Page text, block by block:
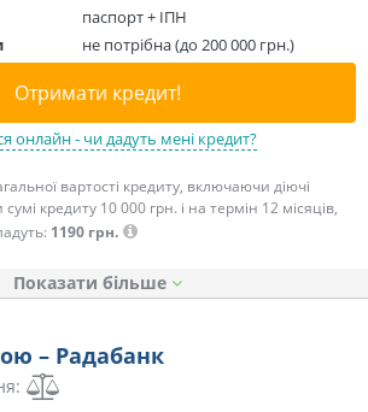
паспорт + ІПН
не потрібна (до 200 000 грн.)
Отримати кредит!
онлайн - чи дадуть мені кредит?
вартості кредиту, включаючи діючі
сумі кредиту 10 000 грн. і на термін 12 місяців,
1190 грн.
Показати
– Радабанк